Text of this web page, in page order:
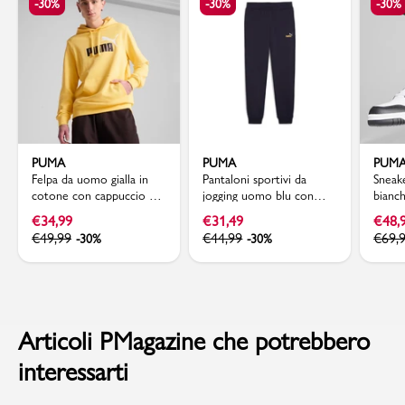
-30%
PUMA
Felpa da uomo gialla in
cotone con cappuccio e
logo a contrasto Puma
€34,99
€49,99 -30%
-30%
PUMA
Pantaloni sportivi da
jogging uomo blu con
logo Puma
€31,49
€44,99 -30%
-30%
€
€
Articoli PMagazine che potrebbero
interessarti